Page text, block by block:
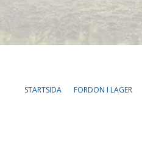
STARTSIDA FORDON I LAGER